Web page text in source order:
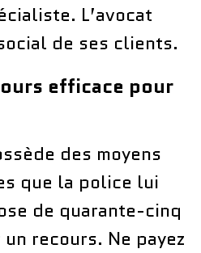
L’avocat
de ses clients.
efficace pour
des moyens
que la police lui
de quarante-cinq
recours. Ne payez